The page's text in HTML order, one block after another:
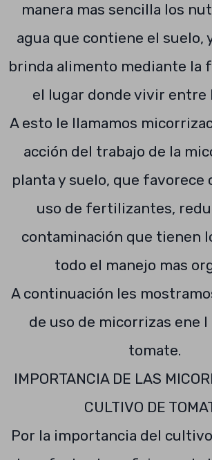
manera mas sencilla los
agua que contiene el suelo,
brinda alimento mediante la
el lugar donde vivir entre
A esto le llamamos
acción del trabajo de la
planta y suelo, que favorece
uso de fertilizantes,
contaminación que tienen
todo el manejo mas
A continuación les
de uso de micorrizas ene
tomate.
IMPORTANCIA DE LAS
CULTIVO DE
Por la importancia del